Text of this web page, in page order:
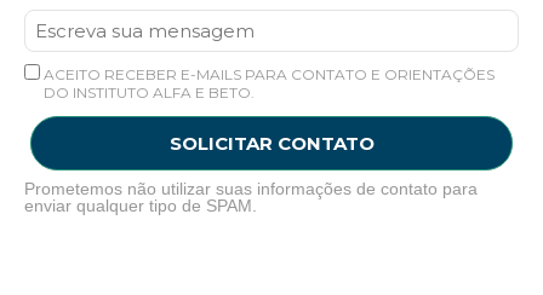
ACEITO RECEBER E-MAILS PARA CONTATO E ORIENTAÇÕES
DO INSTITUTO ALFA E BETO.
SOLICITAR CONTATO
Prometemos não utilizar suas informações de contato para
enviar qualquer tipo de SPAM.